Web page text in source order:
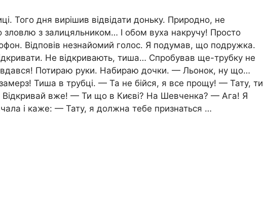
Того дня вирішив відвідати доньку. Природно, не
з залицяльником… І обом вуха накручу! Просто
Відповів незнайомий голос. Я подумав, що подружка.
Не відкривають, тиша… Спробував ще-трубку не
Потираю руки. Набираю дочки. — Льонок, ну що…
Тиша в трубці. — Та не бійся, я все прощу! — Тату, ти
вже! — Ти що в Києві? На Шевченка? — Ага! Я
і каже: — Тату, я должна тебе признаться …